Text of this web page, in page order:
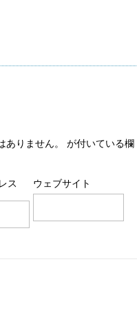
ありません。 が付いている欄
ス ウェブサイト